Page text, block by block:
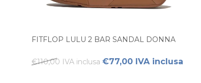
FITFLOP LULU 2 BAR SANDAL DONNA
€110,00 IVA inclusa €77,00 IVA inclusa